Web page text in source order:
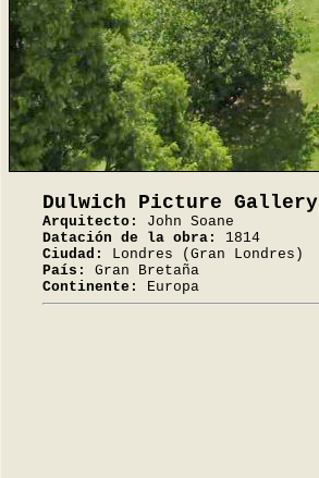
Dulwich Picture Gallery
Arquitecto:
John Soane
Datación de la obra:
1814
Ciudad:
Londres (Gran Londres)
País:
Gran Bretaña
Continente:
Europa